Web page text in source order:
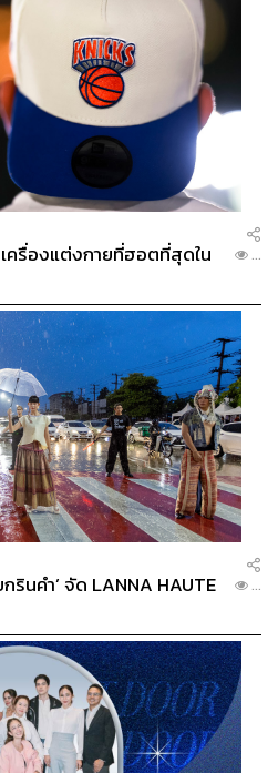
ครื่องแต่งกายที่ฮอตที่สุดใน
...
รินคำ’ จัด LANNA HAUTE
...